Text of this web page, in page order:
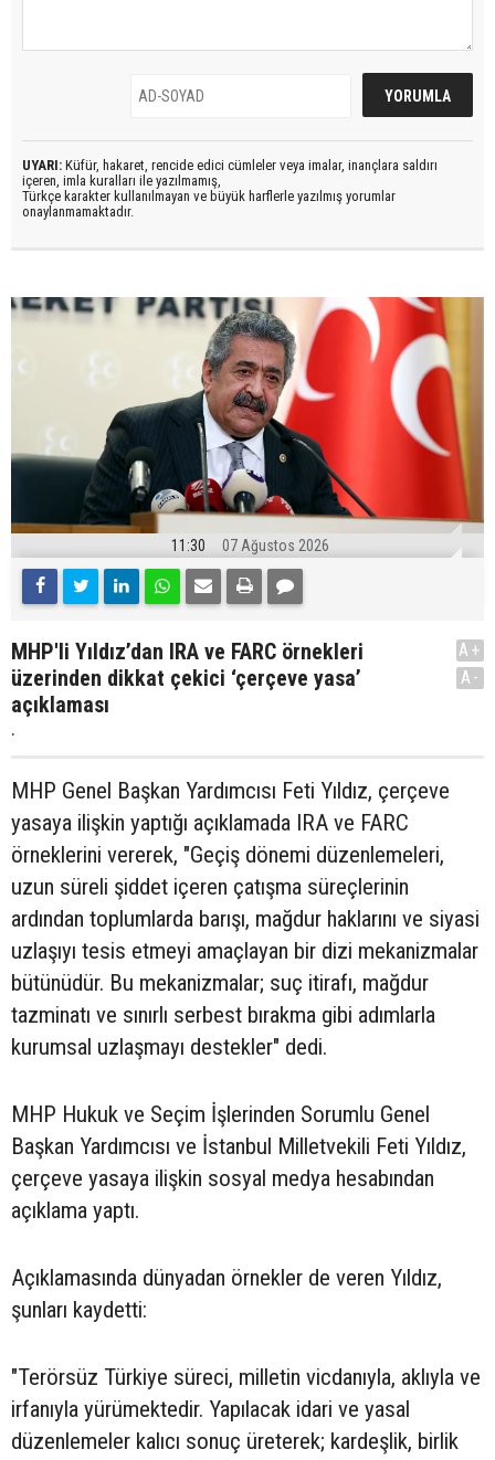
UYARI: Küfür, hakaret, rencide edici cümleler veya imalar, inançlara saldırı
içeren, imla kuralları ile yazılmamış,
Türkçe karakter kullanılmayan ve büyük harflerle yazılmış yorumlar
onaylanmamaktadır.
11:30 07 Ağustos 2026
MHP'li Yıldız’dan IRA ve FARC örnekleri
üzerinden dikkat çekici ‘çerçeve yasa’
açıklaması
.
A+
A-
MHP Genel Başkan Yardımcısı Feti Yıldız, çerçeve
yasaya ilişkin yaptığı açıklamada IRA ve FARC
örneklerini vererek, "Geçiş dönemi düzenlemeleri,
uzun süreli şiddet içeren çatışma süreçlerinin
ardından toplumlarda barışı, mağdur haklarını ve siyasi
uzlaşıyı tesis etmeyi amaçlayan bir dizi mekanizmalar
bütünüdür. Bu mekanizmalar; suç itirafı, mağdur
tazminatı ve sınırlı serbest bırakma gibi adımlarla
kurumsal uzlaşmayı destekler" dedi.
MHP Hukuk ve Seçim İşlerinden Sorumlu Genel
Başkan Yardımcısı ve İstanbul Milletvekili Feti Yıldız,
çerçeve yasaya ilişkin sosyal medya hesabından
açıklama yaptı.
Açıklamasında dünyadan örnekler de veren Yıldız,
şunları kaydetti:
"Terörsüz Türkiye süreci, milletin vicdanıyla, aklıyla ve
irfanıyla yürümektedir. Yapılacak idari ve yasal
düzenlemeler kalıcı sonuç üreterek; kardeşlik, birlik